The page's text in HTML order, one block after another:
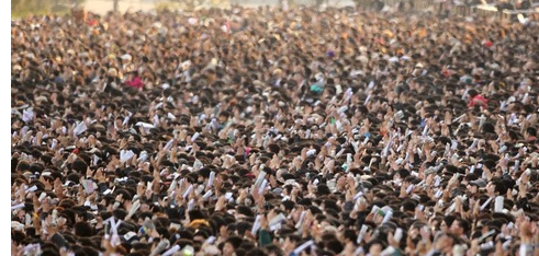
選手
動画
試乗会
ツアー
エンタメ
芸能
話題
デザイン
動画
ライフ
社会
ハウツー